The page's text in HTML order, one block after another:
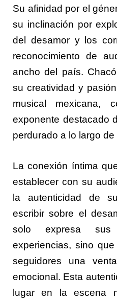
Su afinidad por el
su inclinación por
del desamor y los
reconocimiento de
ancho del país.
su creatividad y
musical mexicana,
exponente destacado
perdurado a lo largo
La conexión íntima
establecer con su
la autenticidad de
escribir sobre el
solo expresa
experiencias, sino
seguidores una
emocional. Esta
lugar en la escena